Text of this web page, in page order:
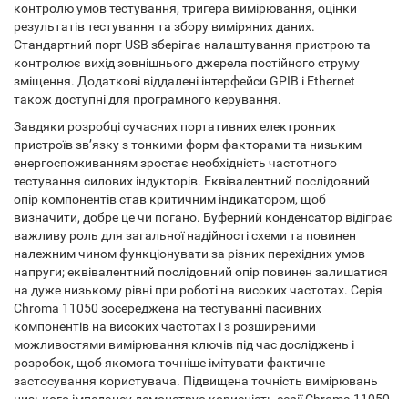
контролю умов тестування, тригера вимірювання, оцінки
результатів тестування та збору виміряних даних.
Стандартний порт USB зберігає налаштування пристрою та
контролює вихід зовнішнього джерела постійного струму
зміщення. Додаткові віддалені інтерфейси GPIB і Ethernet
також доступні для програмного керування.
Завдяки розробці сучасних портативних електронних
пристроїв зв’язку з тонкими форм-факторами та низьким
енергоспоживанням зростає необхідність частотного
тестування силових індукторів. Еквівалентний послідовний
опір компонентів став критичним індикатором, щоб
визначити, добре це чи погано. Буферний конденсатор відіграє
важливу роль для загальної надійності схеми та повинен
належним чином функціонувати за різних перехідних умов
напруги; еквівалентний послідовний опір повинен залишатися
на дуже низькому рівні при роботі на високих частотах. Серія
Chroma 11050 зосереджена на тестуванні пасивних
компонентів на високих частотах і з розширеними
можливостями вимірювання ключів під час досліджень і
розробок, щоб якомога точніше імітувати фактичне
застосування користувача. Підвищена точність вимірювань